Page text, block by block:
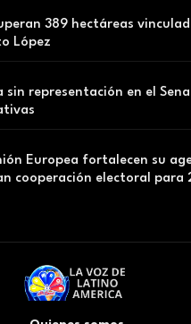
389 hectáreas
López
sin representación en el
Europea fortalecen su
cooperación electoral para